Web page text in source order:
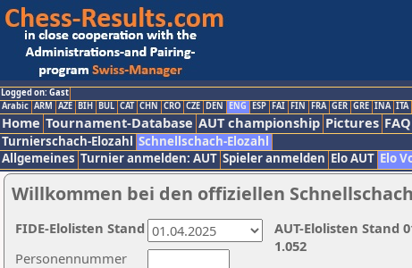
Logged on: Gast
Arabic ARM AZE BIH BUL CAT CHN CRO CZE DEN ENG ESP FAI FIN FRA GER GRE INA ITA
Home Tournament-Database AUT championship Pictures FAQ
Turnierschach-Elozahl Schnellschach-Elozahl
Allgemeines Turnier anmelden: AUT Spieler anmelden Elo AUT Elo
Willkommen bei den offiziellen
Personennummer
AUT-Elolisten Stand
1.052
FIDE-Elolisten Stand